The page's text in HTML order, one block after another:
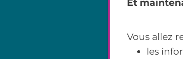
Et
Vous allez
les